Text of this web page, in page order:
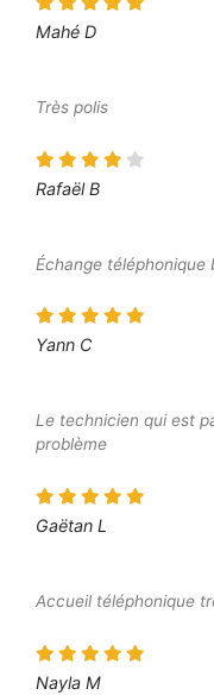
Mahé D
Très polis
Rafaël B
Échange
Yann C
Le technicien qui est
problème
Gaëtan L
Accueil téléphonique
Nayla M